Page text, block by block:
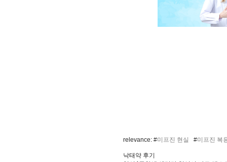
relevance: #미프진 현실 #미프진 복
낙태약 후기